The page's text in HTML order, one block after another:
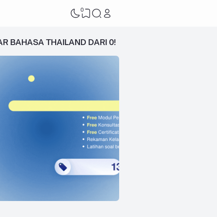
0
BAHASA THAILAND DARI 0!